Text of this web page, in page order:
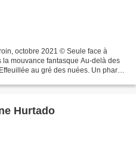
octobre 2021 © Seule face à
la mouvance fantasque Au-delà des
au gré des nuées. Un phare
Hurtado